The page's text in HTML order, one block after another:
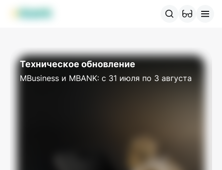
Продукты MBANK
Техническое обновление
MBusiness и MBANK: c 31 июля по 3 августа